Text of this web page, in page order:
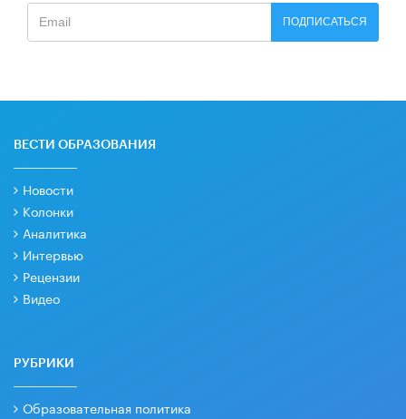
ПОДПИСАТЬСЯ
ВЕСТИ ОБРАЗОВАНИЯ
Новости
Колонки
Аналитика
Интервью
Рецензии
Видео
РУБРИКИ
Образовательная политика